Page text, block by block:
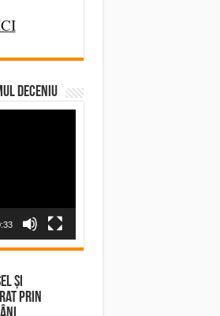
DECENIU
și
prin